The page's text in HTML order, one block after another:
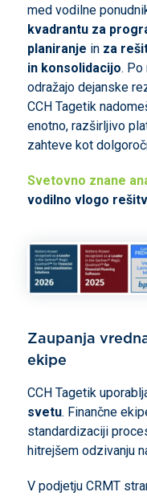
med vodilne
kvadrantu za
planiranje in za
in konsolidacijo. Po
odražajo dejanske
CCH Tagetik
enotno, razširljivo
zahteve kot
Svetovno znane
vodilno vlogo
Zaupanja
ekipe
CCH Tagetik
svetu. Finančne
standardizaciji
hitrejšem odzivanju
V podjetju CRMT